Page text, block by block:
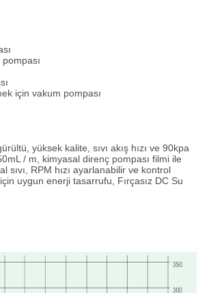
için vakum pompası
yüksek kalite, sıvı akış hızı ve 90kpa
/ m, kimyasal direnç pompası filmi ile
sıvı, RPM hızı ayarlanabilir ve kontrol
uygun enerji tasarrufu, Fırçasız DC Su